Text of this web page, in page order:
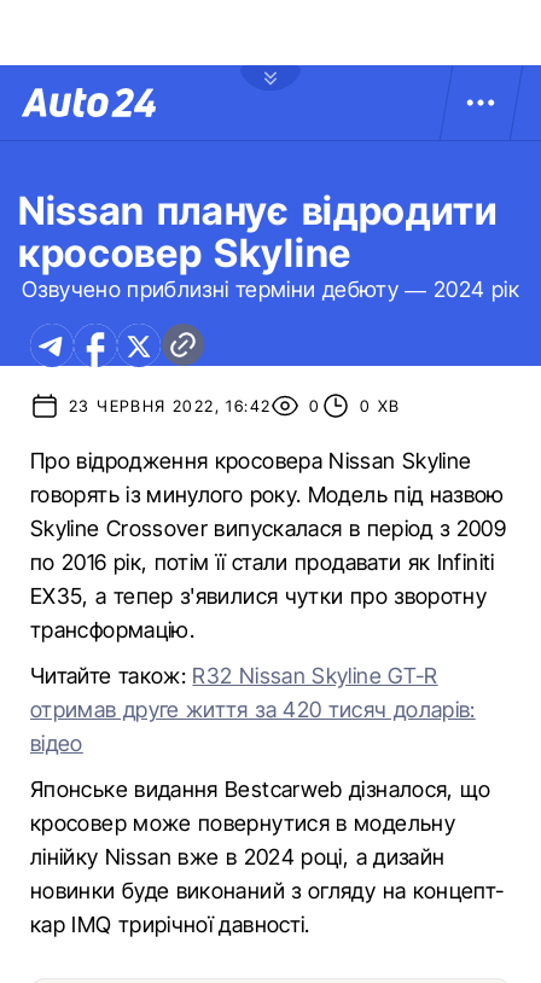
Nissan планує відродити
кросовер Skyline
Озвучено приблизні терміни дебюту — 2024 рік
23 ЧЕРВНЯ 2022, 16:42 0 0 ХВ
Про відродження кросовера Nissan Skyline
говорять із минулого року. Модель під назвою
Skyline Crossover випускалася в період з 2009
по 2016 рік, потім її стали продавати як Infiniti
EX35, а тепер з'явилися чутки про зворотну
трансформацію.
Читайте також: R32 Nissan Skyline GT-R
отримав друге життя за 420 тисяч доларів:
відео
Японське видання Bestcarweb дізналося, що
кросовер може повернутися в модельну
лінійку Nissan вже в 2024 році, а дизайн
новинки буде виконаний з огляду на концепт-
кар IMQ трирічної давності.